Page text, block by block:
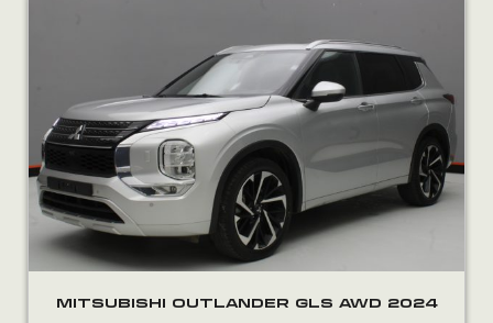
VENDÉ
FINANCIÁ
NOSOTROS
CONTACTO
MITSUBISHI OUTLANDER GLS AWD 2024